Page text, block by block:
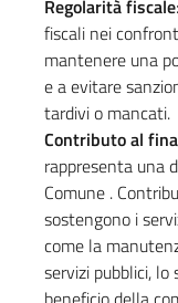
Regolarità fiscale
fiscali nei
mantenere una
e a evitare
tardivi o mancati.
Contributo al
rappresenta una
Comune .
sostengono i
come la
servizi pubblici,